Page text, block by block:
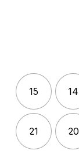
14
15
20
21